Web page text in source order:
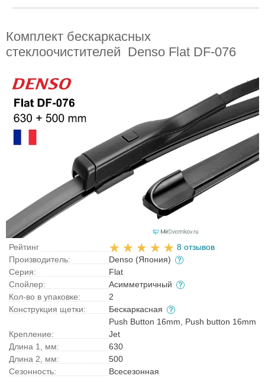
Комплект бескаркасных
стеклоочистителей Denso Flat DF-076
Рейтинг
8 отзывов
Производитель:
Denso (Япония)
Серия:
Flat
Спойлер:
Асимметричный
Кол-во в упаковке:
2
Конструкция щетки:
Бескаркасная
Крепление:
Push Button 16mm, Push button 16mm
Jet
Длина 1, мм:
630
Длина 2, мм:
500
Сезонность:
Всесезонная